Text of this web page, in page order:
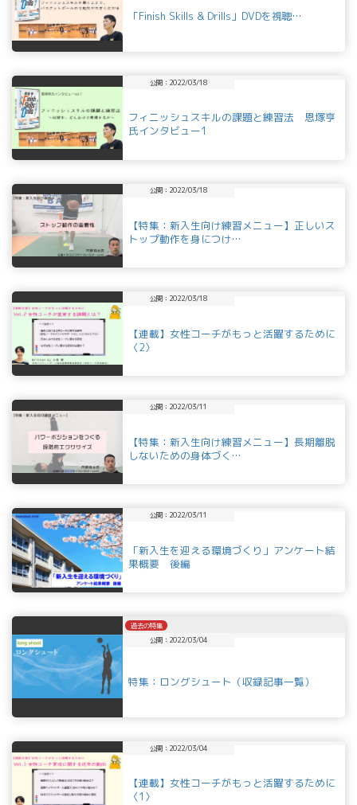
「Finish Skills & Drills」DVDを視聴…
公開：2022/03/18
フィニッシュスキルの課題と練習法 恩塚亨
氏インタビュー1
公開：2022/03/18
【特集：新入生向け練習メニュー】正しいス
トップ動作を身につけ…
公開：2022/03/18
【連載】女性コーチがもっと活躍するために
〈2〉
公開：2022/03/11
【特集：新入生向け練習メニュー】長期離脱
しないための身体づく…
公開：2022/03/11
「新入生を迎える環境づくり」アンケート結
果概要 後編
過去の特集
公開：2022/03/04
特集：ロングシュート（収録記事一覧）
公開：2022/03/04
【連載】女性コーチがもっと活躍するために
〈1〉